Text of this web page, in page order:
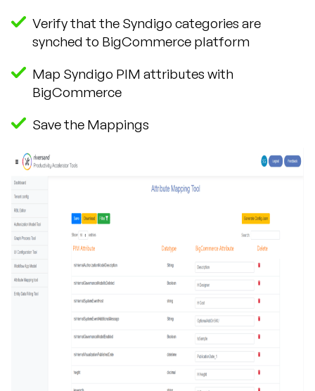
Verify that the Syndigo categories are
synched to BigCommerce platform
Map Syndigo PIM attributes with
BigCommerce
Save the Mappings